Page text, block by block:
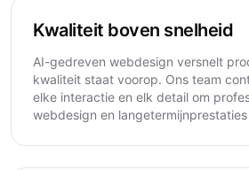
Kwaliteit boven snelheid
AI-gedreven webdesign versnelt
kwaliteit staat voorop. Ons team
elke interactie en elk detail om
webdesign en